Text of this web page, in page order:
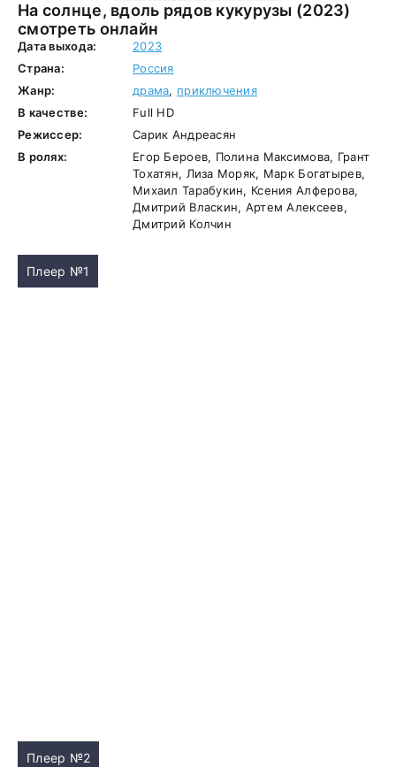
На солнце, вдоль рядов кукурузы (2023)
смотреть онлайн
Дата выхода:
2023
Страна:
Россия
Жанр:
драма, приключения
В качестве:
Full HD
Режиссер:
Сарик Андреасян
В ролях:
Егор Бероев, Полина Максимова, Грант
Тохатян, Лиза Моряк, Марк Богатырев,
Михаил Тарабукин, Ксения Алферова,
Дмитрий Власкин, Артем Алексеев,
Дмитрий Колчин
Плеер №1
Плеер №2